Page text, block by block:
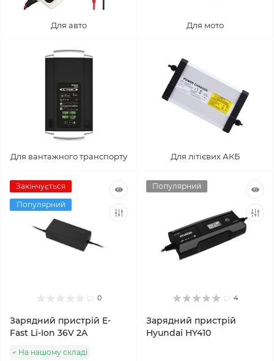
Для авто Для мото
Для вантажного транспорту Для літієвих АКБ
Закінчується
Популярний
0
Зарядний пристрій E-
Fast Li-Ion 36V 2A
На нашому складі
Популярний
4
Зарядний пристрій
Hyundai HY410